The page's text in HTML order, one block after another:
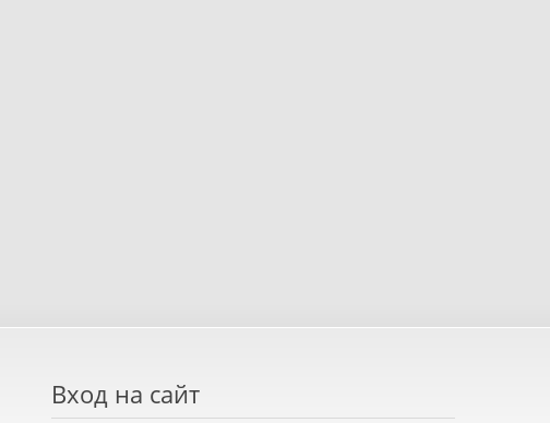
Вход на сайт